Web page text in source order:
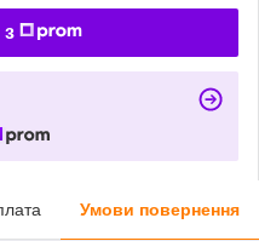
з
Умови повернення